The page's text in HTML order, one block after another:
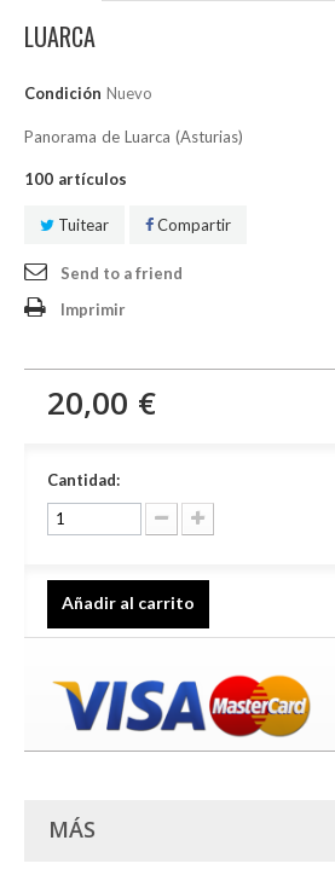
LUARCA
Condición Nuevo
Panorama de Luarca (Asturias)
100 artículos
Tuitear Compartir
Send to a friend
Imprimir
20,00 €
Cantidad:
Añadir al carrito
MÁS